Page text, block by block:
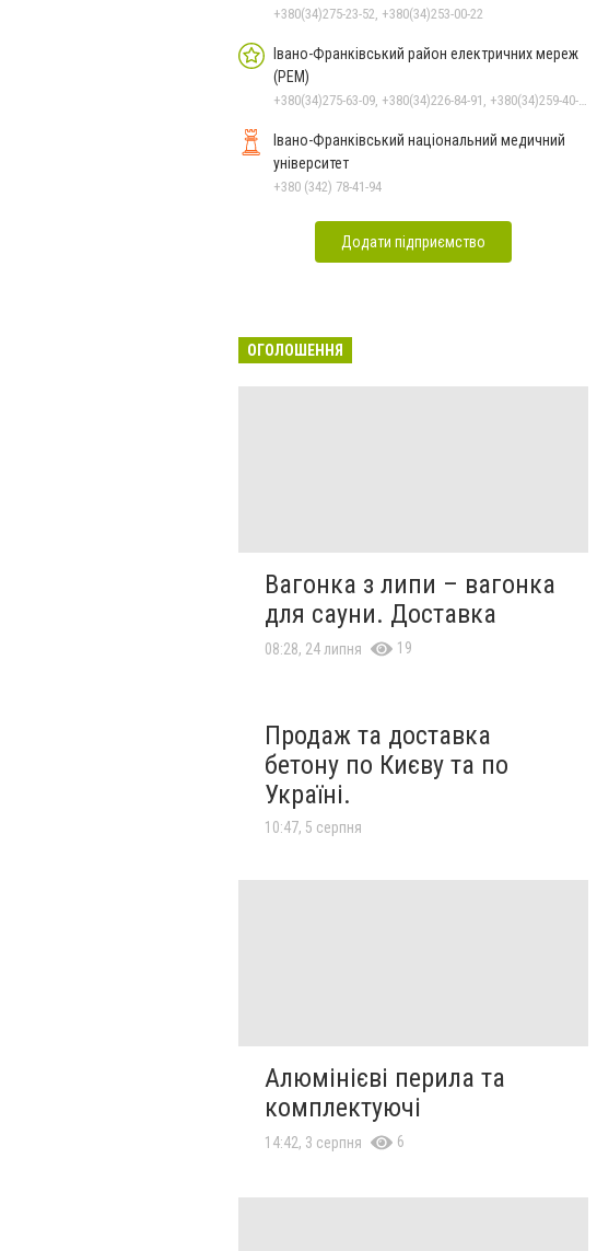
+380(34)275-23-52, +380(34)253-00-22
Івано-Франківський район електричних мереж
(РЕМ)
Івано-Франківський національний медичний
університет
+380 (342) 78-41-94
Додати підприємство
ОГОЛОШЕННЯ
Вагонка з липи – вагонка
для сауни. Доставка
08:28, 24 липня 19
Продаж та доставка
бетону по Києву та по
Україні.
10:47, 5 серпня
Алюмінієві перила та
комплектуючі
14:42, 3 серпня 6